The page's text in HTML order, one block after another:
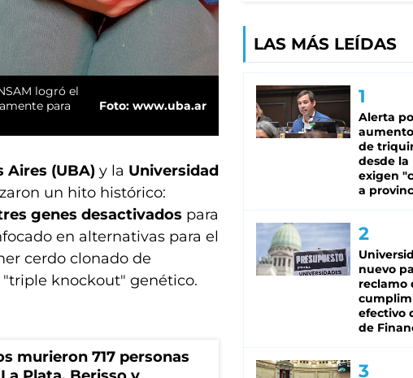
logró el
para
Foto: www.uba.ar
Aires (UBA) y la Universidad
un hito histórico:
genes desactivados para
en alternativas para el
cerdo clonado de
knockout" genético.
murieron 717 personas
LAS MÁS LEÍDAS
Alerta
de
desde la
exigen
a
nuevo
reclamo
efectivo
de